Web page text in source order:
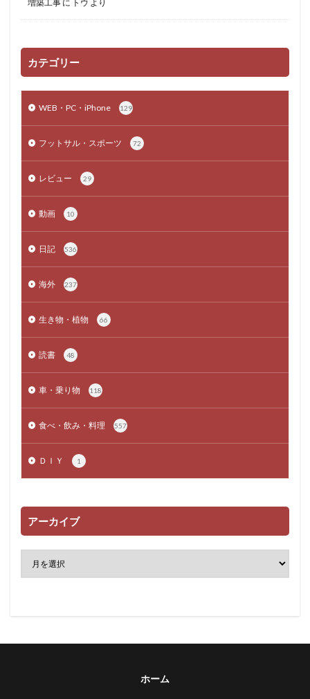
増築工事 に トウ より
カテゴリー
WEB・PC・iPhone 129
フットサル・スポーツ 72
レビュー 29
動画 10
日記 536
海外 237
生き物・植物 66
読書 48
車・乗り物 118
食べ・飲み・料理 557
ＤＩＹ 1
アーカイブ
ホーム